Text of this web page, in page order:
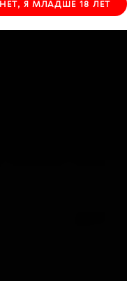
НЕТ, Я МЛАДШЕ 18 ЛЕТ